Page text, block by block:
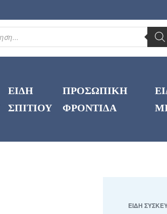
ΕΙΔΗ
ΣΠΙΤΙΟΥ
ΠΡΟΣΩΠΙΚΗ
ΦΡΟΝΤΙΔΑ
ΕΙΔΗ